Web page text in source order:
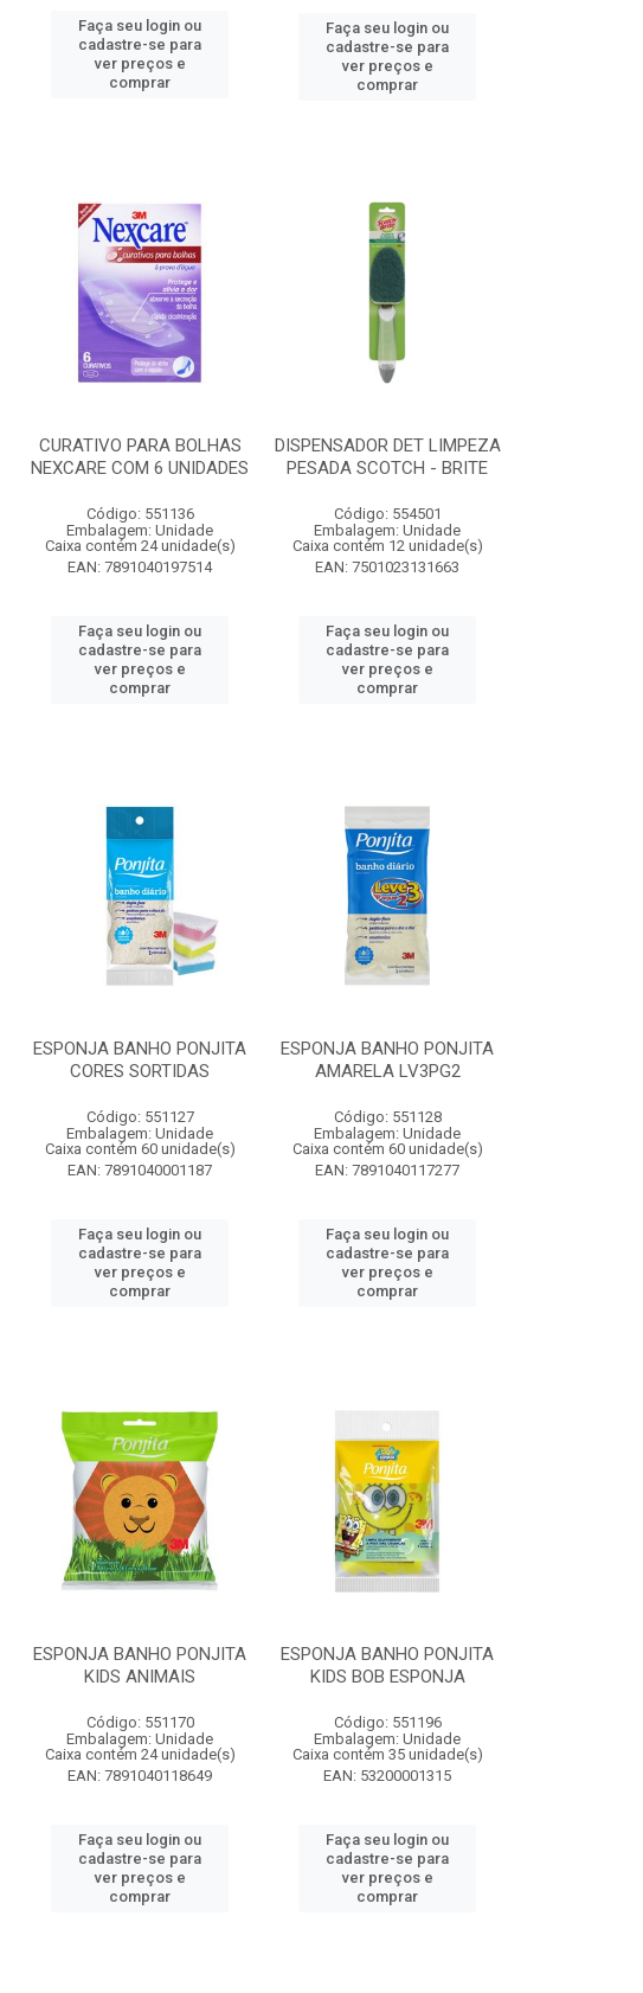
Faça seu login ou
cadastre-se para
ver preços e
comprar
Faça seu login ou
cadastre-se para
ver preços e
comprar
CURATIVO PARA BOLHAS
NEXCARE COM 6 UNIDADES
Código: 551136
Embalagem: Unidade
Caixa contém 24 unidade(s)
EAN: 7891040197514
Faça seu login ou
cadastre-se para
ver preços e
comprar
DISPENSADOR DET LIMPEZA
PESADA SCOTCH - BRITE
Código: 554501
Embalagem: Unidade
Caixa contém 12 unidade(s)
EAN: 7501023131663
Faça seu login ou
cadastre-se para
ver preços e
comprar
ESPONJA BANHO PONJITA
CORES SORTIDAS
Código: 551127
Embalagem: Unidade
Caixa contém 60 unidade(s)
EAN: 7891040001187
Faça seu login ou
cadastre-se para
ver preços e
comprar
ESPONJA BANHO PONJITA
AMARELA LV3PG2
Código: 551128
Embalagem: Unidade
Caixa contém 60 unidade(s)
EAN: 7891040117277
Faça seu login ou
cadastre-se para
ver preços e
comprar
ESPONJA BANHO PONJITA
KIDS ANIMAIS
Código: 551170
Embalagem: Unidade
Caixa contém 24 unidade(s)
EAN: 7891040118649
Faça seu login ou
cadastre-se para
ver preços e
comprar
ESPONJA BANHO PONJITA
KIDS BOB ESPONJA
Código: 551196
Embalagem: Unidade
Caixa contém 35 unidade(s)
EAN: 53200001315
Faça seu login ou
cadastre-se para
ver preços e
comprar